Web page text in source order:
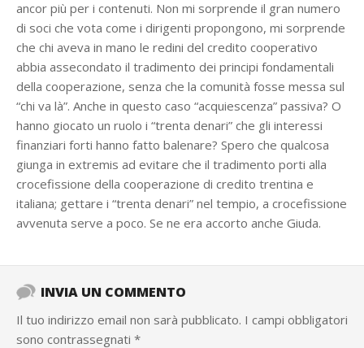
ancor più per i contenuti. Non mi sorprende il gran numero
di soci che vota come i dirigenti propongono, mi sorprende
che chi aveva in mano le redini del credito cooperativo
abbia assecondato il tradimento dei principi fondamentali
della cooperazione, senza che la comunità fosse messa sul
“chi va là”. Anche in questo caso “acquiescenza” passiva? O
hanno giocato un ruolo i “trenta denari” che gli interessi
finanziari forti hanno fatto balenare? Spero che qualcosa
giunga in extremis ad evitare che il tradimento porti alla
crocefissione della cooperazione di credito trentina e
italiana; gettare i “trenta denari” nel tempio, a crocefissione
avvenuta serve a poco. Se ne era accorto anche Giuda.
INVIA UN COMMENTO
Il tuo indirizzo email non sarà pubblicato. I campi obbligatori
sono contrassegnati *